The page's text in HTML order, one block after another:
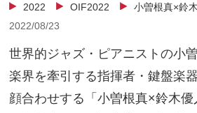
2022 OIF2022
小曽根真×鈴
2022/08/23
世界的ジャズ・ピアニストの小
楽界を牽引する指揮者・鍵盤楽
顔合わせする「小曽根真×鈴木